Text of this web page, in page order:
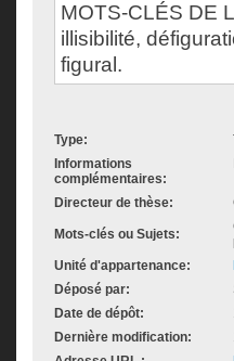
MOTS-CLÉS DE
illisibilité,
figural.
Type:
Informations
complémentaires:
Directeur de thèse:
Mots-clés ou Sujets:
Unité d'appartenance:
Déposé par:
Date de dépôt:
Dernière modification: